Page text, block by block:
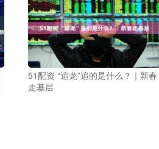
51配资 “追龙”追的是什么？｜新春
走基层